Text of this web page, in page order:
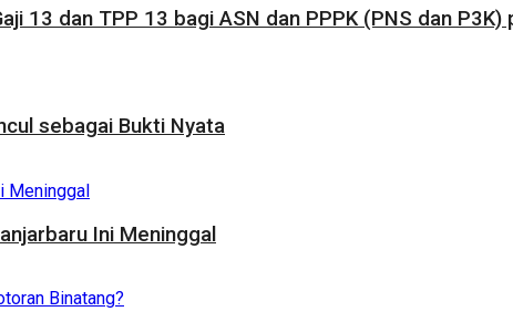
13 dan TPP 13 bagi ASN dan PPPK (PNS dan
sebagai Bukti Nyata
Ini Meninggal